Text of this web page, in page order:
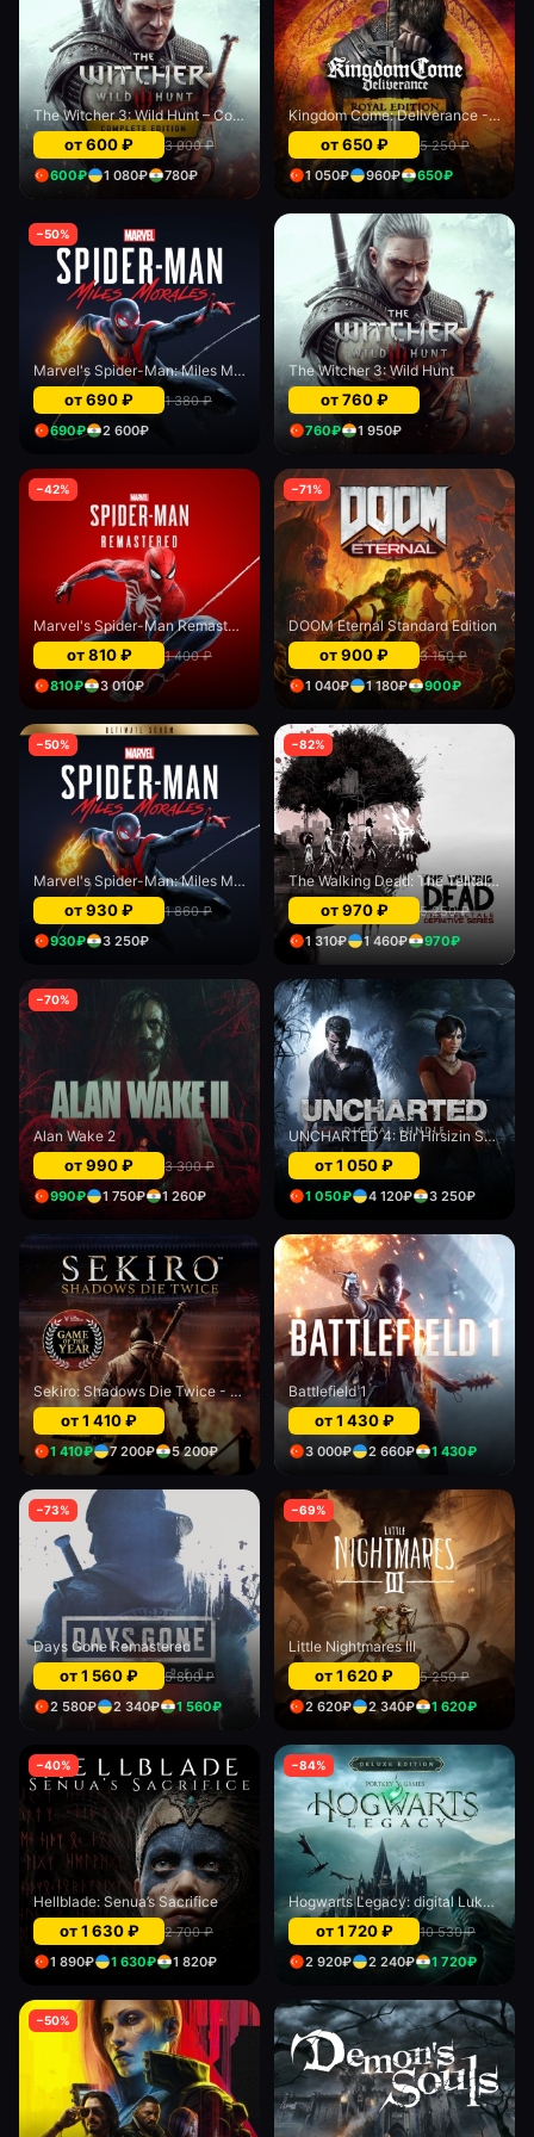
The Witcher 3: Wild Hunt – Complete Edition
от600₽ 3 000₽
600₽ 1 080₽ 780₽
Kingdom Come: Deliverance - Royal Edition
от650₽ 5 250₽
1 050₽ 960₽ 650₽
−50%
Marvel's Spider-Man: Miles Morales PS4 & PS5
от690₽ 1 380₽
690₽ 2 600₽
The Witcher 3: Wild Hunt
от760₽
760₽ 1 950₽
−42%
Marvel's Spider-Man Remastered
от810₽ 1 400₽
810₽ 3 010₽
−71%
DOOM Eternal Standard Edition
от900₽ 3 150₽
1 040₽ 1 180₽ 900₽
−50%
Marvel's Spider-Man: Miles Morales Ultimate Edition
от930₽ 1 860₽
930₽ 3 250₽
−82%
The Walking Dead: The Telltale Definitive Series
от970₽ 5 250₽
1 310₽ 1 460₽ 970₽
−70%
Alan Wake 2
от990₽ 3 300₽
990₽ 1 750₽ 1 260₽
UNCHARTED 4: Bir Hirsizin Sonu and Uncharted: Kayip Miras digital bundle
от1 050₽
1 050₽ 4 120₽ 3 250₽
Sekiro: Shadows Die Twice - Game of the Year edition
от1 410₽
1 410₽ 7 200₽ 5 200₽
Battlefield 1
от1 430₽
3 000₽ 2 660₽ 1 430₽
−73%
Days Gone Remastered
от1 560₽ 5 800₽
2 580₽ 2 340₽ 1 560₽
−69%
Little Nightmares III
от1 620₽ 5 250₽
2 620₽ 2 340₽ 1 620₽
−40%
Hellblade: Senua’s Sacrifice
от1 630₽ 2 700₽
1 890₽ 1 630₽ 1 820₽
−84%
Hogwarts Legacy: digital Luks edition
от1 720₽ 10 530₽
2 920₽ 2 240₽ 1 720₽
−50%